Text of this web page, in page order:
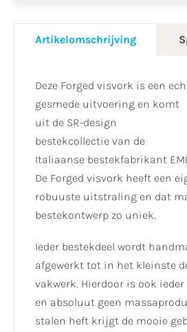
Artikelomschrijving
Deze Forged visvork is een
gesmede uitvoering en komt
uit de SR-design
bestekcollectie van de
Italiaanse bestekfabrikant
De Forged visvork heeft een
robuuste uitstraling en dat
bestekontwerp zo uniek.
Ieder bestekdeel wordt
afgewerkt tot in het kleinste
vakwerk. Hierdoor is ook
en absoluut geen
stalen heft krijgt de mooie